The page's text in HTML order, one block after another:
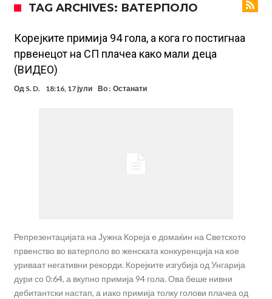
Продаден резервниот голман на Сити за 50 милиони евра
Сврзуваат уште еден англиски репрезентативец со Ливерпул
Замена за Влаховиќ: Напаѓачот на Манчестер доаѓа во Јувентус!
TAG ARCHIVES: ВАТЕРПОЛО
Корејките примија 94 гола, а кога го постигнаа
првенецот на СП плачеа како мали деца
(ВИДЕО)
Од S. D. 18:16, 17 јули Во : Останати
Репрезентацијата на Јужна Кореја е домаќин на Светското
првенство во ватерполо во женската конкуренција на кое
уриваат негативни рекорди. Корејките изгубија од Унгарија
дури со 0:64, а вкупно примија 94 гола. Ова беше нивни
дебитантски настап, а иако примија толку голови плачеа од